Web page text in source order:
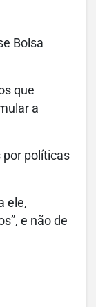
Bolsa
que
a
por políticas
ele,
e não de